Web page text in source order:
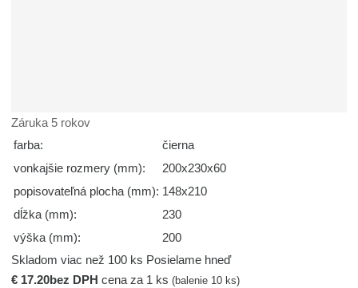
Záruka 5 rokov
farba:
čierna
vonkajšie rozmery (mm):
200x230x60
popisovateľná plocha (mm): 148x210
dĺžka (mm):
230
výška (mm):
200
Skladom viac než 100 ks Posielame hneď
€ 17.20bez DPH cena za 1 ks(balenie 10 ks)